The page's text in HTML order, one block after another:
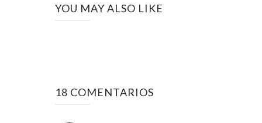
YOU MAY ALSO LIKE
18 COMENTARIOS